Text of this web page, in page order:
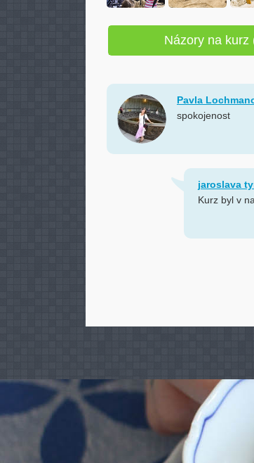
Názory na kurz
Pavla
spokojenost
jaroslava
Kurz byl v